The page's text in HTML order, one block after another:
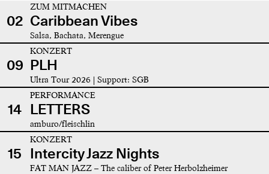
02
ZUM MITMACHEN
Caribbean Vibes
Salsa, Bachata, Merengue
09
KONZERT
PLH
Ultra Tour 2026 | Support: SGB
14
PERFORMANCE
LETTERS
amburo/fleischlin
15
KONZERT
Intercity Jazz Nights
FAT MAN JAZZ – The caliber of Peter Herbolzheimer